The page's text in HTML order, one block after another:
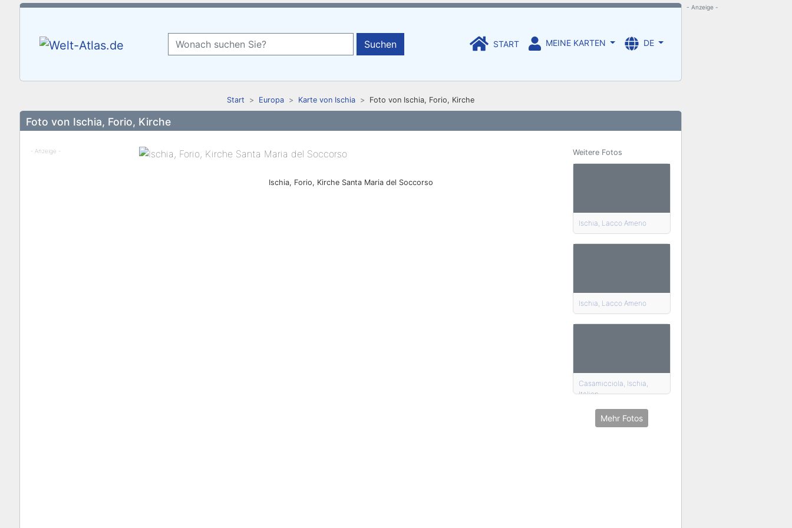
Suchen START MEINE KARTEN DE
Start Europa Karte von Ischia Foto von Ischia, Forio, Kirche
Foto von Ischia, Forio, Kirche
- Anzeige -
Ischia, Forio, Kirche Santa Maria del Soccorso
Weitere Fotos
Ischia, Lacco Ameno
Ischia, Lacco Ameno
Casamicciola, Ischia,
Italien
Mehr Fotos
- Anzeige -